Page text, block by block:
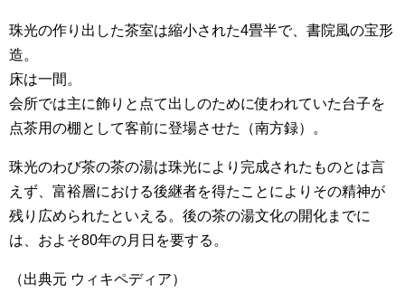
珠光の作り出した茶室は縮小された4畳半で、書院風の宝形
造。
床は一間。
会所では主に飾りと点て出しのために使われていた台子を
点茶用の棚として客前に登場させた（南方録）。
珠光のわび茶の茶の湯は珠光により完成されたものとは言
えず、富裕層における後継者を得たことによりその精神が
残り広められたといえる。後の茶の湯文化の開化までに
は、およそ80年の月日を要する。
（出典元 ウィキペディア）